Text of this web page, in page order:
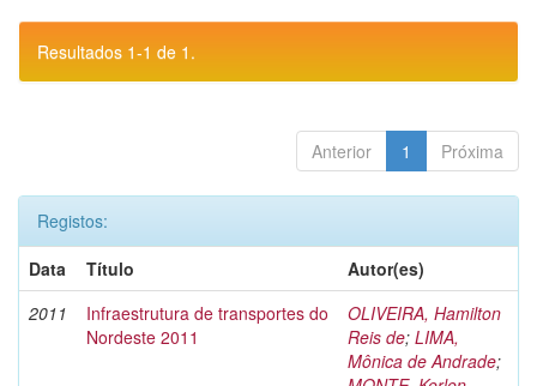
Resultados 1-1 de 1.
Anterior 1 Próxima
Registos:
Data
Título
Autor(es)
2011
Infraestrutura de transportes do
Nordeste 2011
OLIVEIRA, Hamilton
Reis de; LIMA,
Mônica de Andrade;